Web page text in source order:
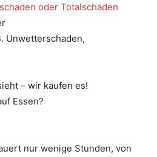
oder Totalschaden
Unwetterschaden,
– wir kaufen es!
Essen?
nur wenige Stunden, von